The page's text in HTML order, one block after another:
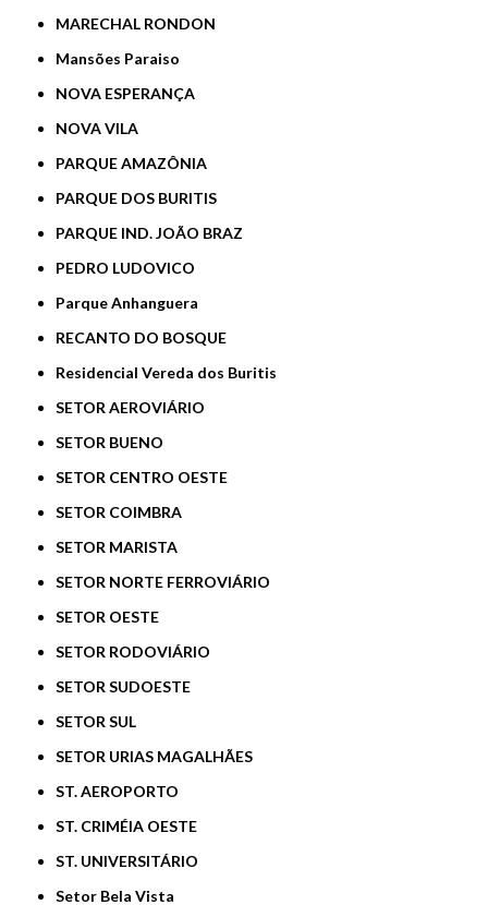
MARECHAL RONDON
Mansões Paraiso
NOVA ESPERANÇA
NOVA VILA
PARQUE AMAZÔNIA
PARQUE DOS BURITIS
PARQUE IND. JOÃO BRAZ
PEDRO LUDOVICO
Parque Anhanguera
RECANTO DO BOSQUE
Residencial Vereda dos Buritis
SETOR AEROVIÁRIO
SETOR BUENO
SETOR CENTRO OESTE
SETOR COIMBRA
SETOR MARISTA
SETOR NORTE FERROVIÁRIO
SETOR OESTE
SETOR RODOVIÁRIO
SETOR SUDOESTE
SETOR SUL
SETOR URIAS MAGALHÃES
ST. AEROPORTO
ST. CRIMÉIA OESTE
ST. UNIVERSITÁRIO
Setor Bela Vista